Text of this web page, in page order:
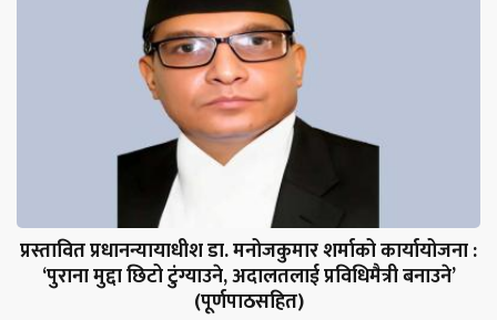
प्रस्तावित प्रधानन्यायाधीश डा. मनोजकुमार शर्माको कार्यायोजना :
‘पुराना मुद्दा छिटो टुंग्याउने, अदालतलाई प्रविधिमैत्री बनाउने’
(पूर्णपाठसहित)